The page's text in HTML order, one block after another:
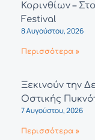
Κορινθίων –
Festival
8 Αυγούστου, 2026
Περισσότερα »
Ξεκινούν την
Οστικής
7 Αυγούστου, 2026
Περισσότερα »